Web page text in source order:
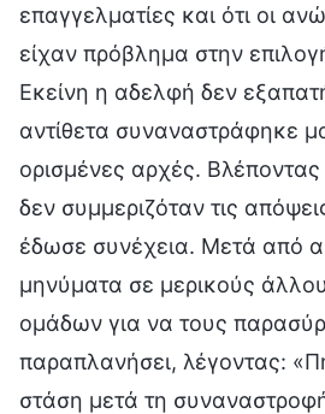
επαγγελματίες και ότι οι
είχαν πρόβλημα στην
Εκείνη η αδελφή δεν
αντίθετα συναναστράφηκε
ορισμένες αρχές.
δεν συμμεριζόταν τις
έδωσε συνέχεια. Μετά από
μηνύματα σε μερικούς
ομάδων για να τους
παραπλανήσει, λέγοντας:
στάση μετά τη